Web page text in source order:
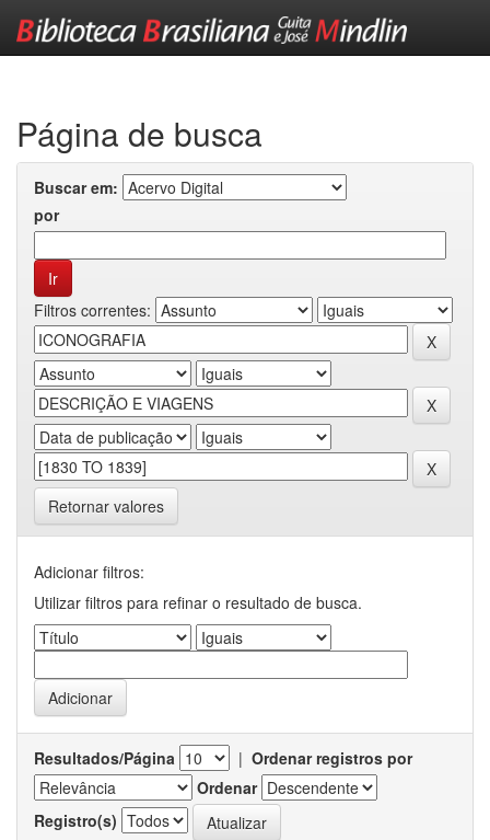
Página de busca
Buscar em:
por
Filtros correntes:
Retornar valores
Adicionar filtros:
Utilizar filtros para refinar o resultado de busca.
Resultados/Página | Ordenar registros por
Ordenar
Registro(s)